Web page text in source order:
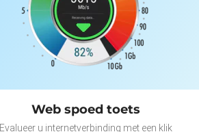
Web spoed toets
Evalueer u internetverbinding met een klik